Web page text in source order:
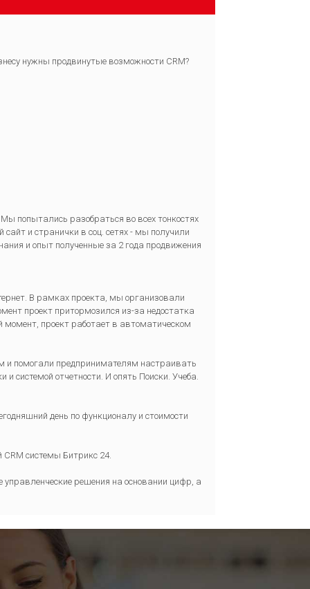
нужны продвинутые возможности CRM?
попытались разобраться во всех тонкостях
и странички в соц. сетях - мы получили
и опыт полученные за 2 года продвижения
В рамках проекта, мы организовали
проект притормозился из-за недостатка
момент, проект работает в автоматическом
и помогали предпринимателям настраивать
системой отчетности. И опять Поиски. Учеба.
день по функционалу и стоимости
системы Битрикс 24.
решения на основании цифр, а